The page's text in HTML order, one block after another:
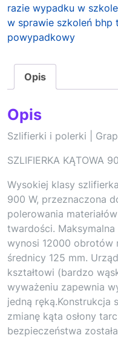
razie wypadku w
w sprawie szkoleń
powypadkowy
Opis
Opis
Szlifierki i polerki |
SZLIFIERKA KĄTOWA
Wysokiej klasy
900 W, przeznaczona
polerowania
twardości.
wynosi 12000 obrotów
średnicy 125 mm.
kształtowi (bardzo
wyważeniu zapewnia
jedną ręką.Konstrukcja
zmianę kąta osłony
bezpieczeństwa